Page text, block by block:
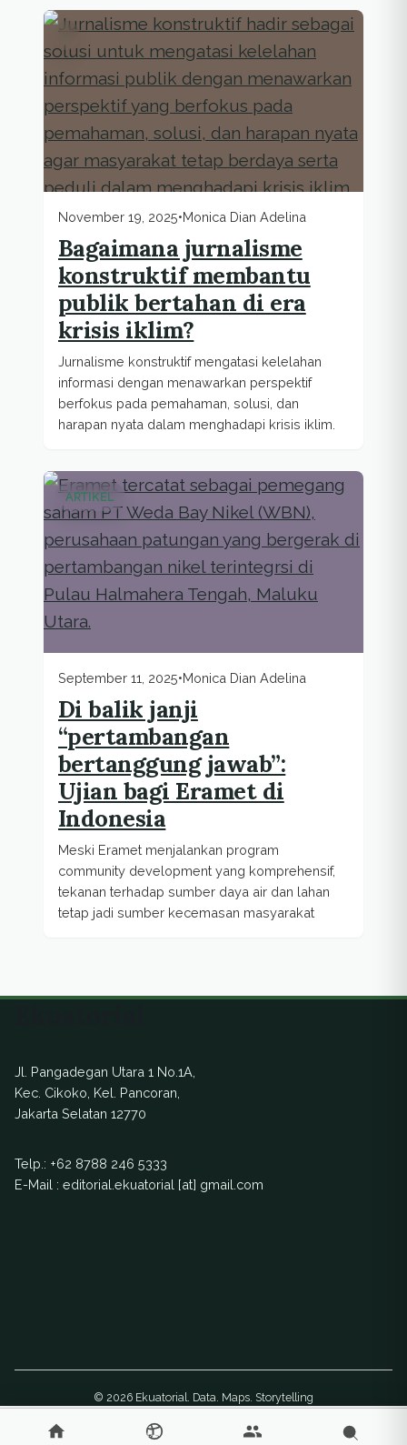
November 19, 2025•Monica Dian Adelina
Bagaimana jurnalisme
konstruktif membantu
publik bertahan di era
krisis iklim?
Jurnalisme konstruktif mengatasi kelelahan
informasi dengan menawarkan perspektif
berfokus pada pemahaman, solusi, dan
harapan nyata dalam menghadapi krisis iklim.
ARTIKEL
September 11, 2025•Monica Dian Adelina
Di balik janji
“pertambangan
bertanggung jawab”:
Ujian bagi Eramet di
Indonesia
Meski Eramet menjalankan program
community development yang komprehensif,
tekanan terhadap sumber daya air dan lahan
tetap jadi sumber kecemasan masyarakat
Jl. Pangadegan Utara 1 No.1A,
Kec. Cikoko, Kel. Pancoran,
Jakarta Selatan 12770
Telp.: +62 8788 246 5333
E-Mail : editorial.ekuatorial [at] gmail.com
© 2026 Ekuatorial. Data. Maps. Storytelling